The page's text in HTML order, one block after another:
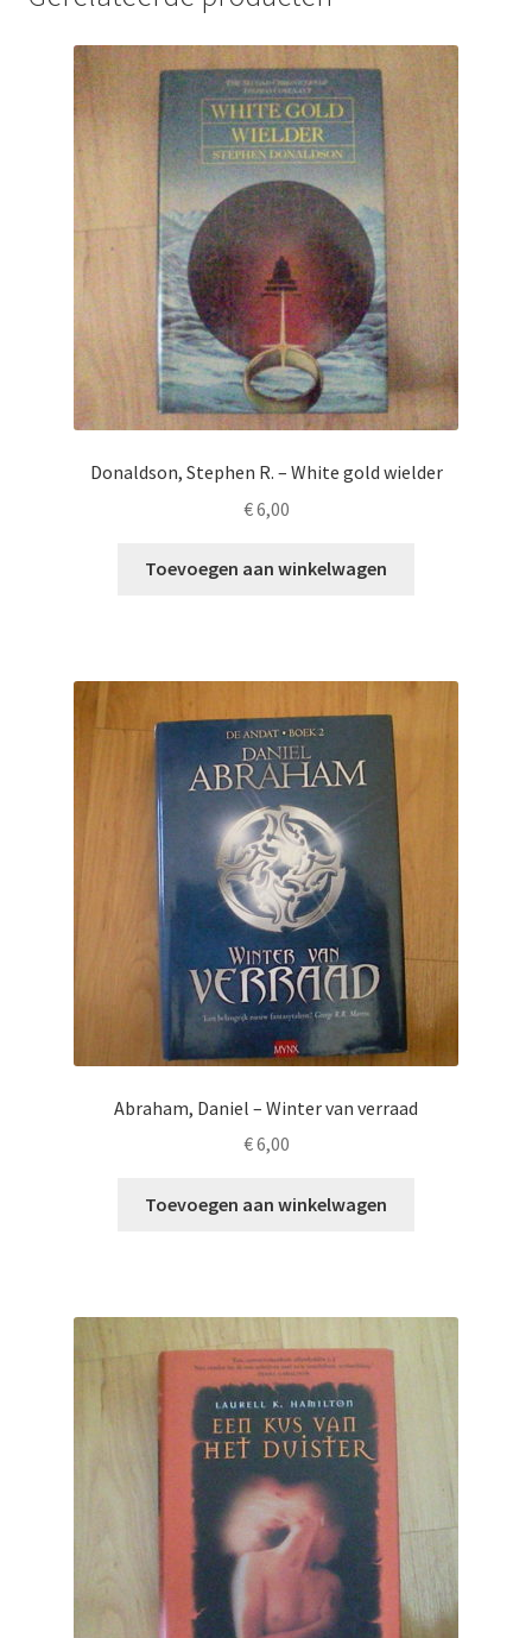
Donaldson, Stephen R. – White gold wielder
€6,00
Toevoegen aan winkelwagen
Abraham, Daniel – Winter van verraad
€6,00
Toevoegen aan winkelwagen